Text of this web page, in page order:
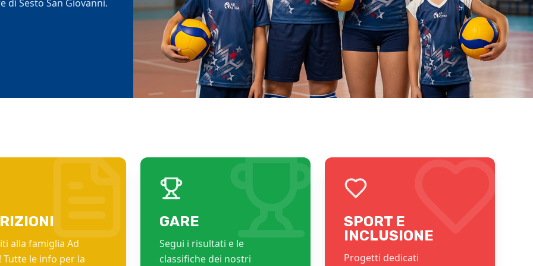
di Sesto San Giovanni.
alla famiglia Ad
Tutte le info per la
GARE
Segui i risultati e le
classifiche dei nostri
SPORT E
INCLUSIONE
Progetti dedicati